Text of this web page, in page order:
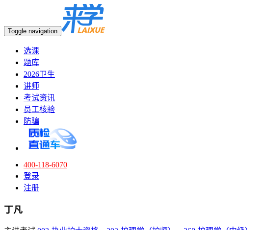
Toggle navigation
选课
题库
2026卫生
讲师
考试资讯
员工核验
防骗
400-118-6070
登录
注册
丁凡